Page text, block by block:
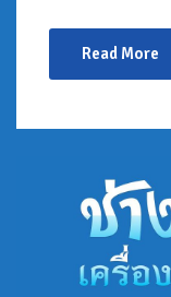
Read More